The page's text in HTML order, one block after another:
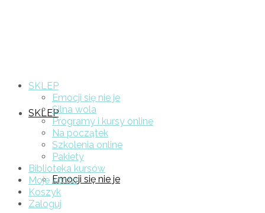
SKLEP
Emocji się nie je
SKLEP
Emocji się nie je
Silna wola
Programy i kursy online
Na początek
Szkolenia online
Pakiety
Biblioteka kursów
Moje konto
Koszyk
Zaloguj